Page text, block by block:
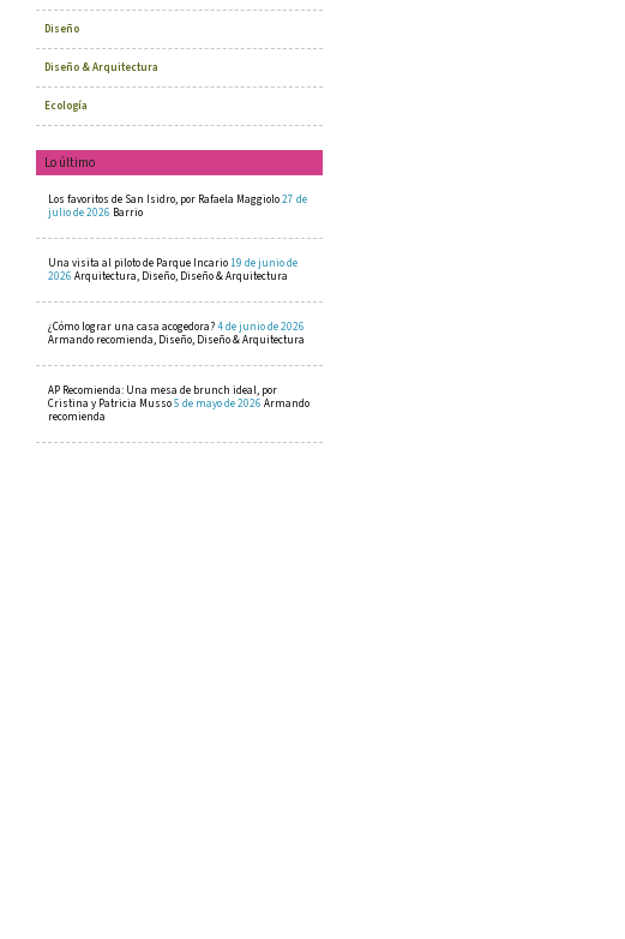
Diseño
Diseño & Arquitectura
Ecología
Lo último
Los favoritos de San Isidro, por Rafaela Maggiolo27 de
julio de 2026 Barrio
Una visita al piloto de Parque Incario19 de junio de
2026 Arquitectura, Diseño, Diseño & Arquitectura
¿Cómo lograr una casa acogedora?4 de junio de 2026
Armando recomienda, Diseño, Diseño & Arquitectura
AP Recomienda: Una mesa de brunch ideal, por
Cristina y Patricia Musso5 de mayo de 2026 Armando
recomienda